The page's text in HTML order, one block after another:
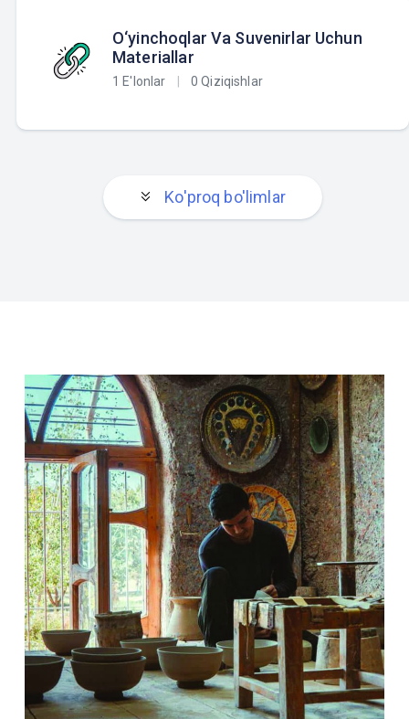
O‘yinchoqlar Va Suvenirlar Uchun
Materiallar
1 E'lonlar 0 Qiziqishlar
Ko'proq bo'limlar